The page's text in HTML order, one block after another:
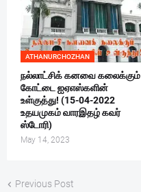
ATHANURCHOZHAN
நல்லாட்சிக் கனவை கலைக்கும்
கோட்டை ஐஏஎஸ்களின்
உள்குத்து! (15-04-2022
உதயமுகம் வாரஇதழ் கவர்
ஸ்டோரி)
May 14, 2023
Previous Post